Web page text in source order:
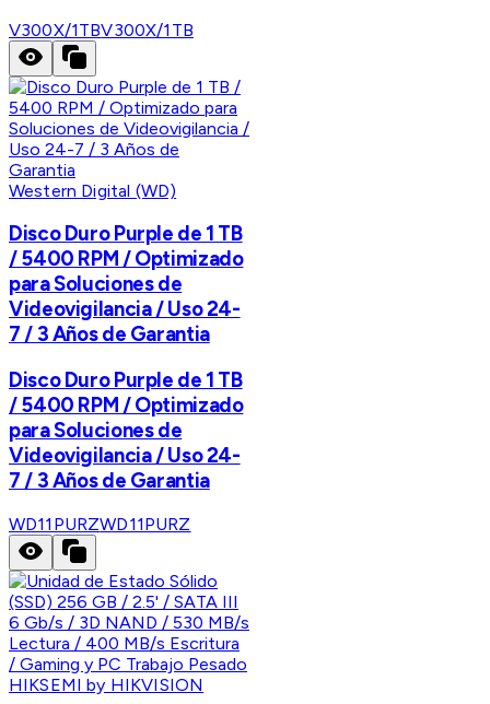
V300X/1TBV300X/1TB
Western Digital (WD)
Disco Duro Purple de 1 TB
/ 5400 RPM / Optimizado
para Soluciones de
Videovigilancia / Uso 24-
7 / 3 Años de Garantia
Disco Duro Purple de 1 TB
/ 5400 RPM / Optimizado
para Soluciones de
Videovigilancia / Uso 24-
7 / 3 Años de Garantia
WD11PURZWD11PURZ
HIKSEMI by HIKVISION